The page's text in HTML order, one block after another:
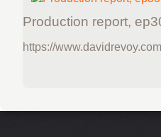
Production report,
https://